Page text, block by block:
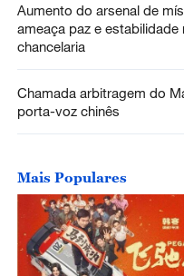
Aumento do arsenal de
ameaça paz e
chancelaria
Chamada arbitragem do
porta-voz chinês
Mais Populares